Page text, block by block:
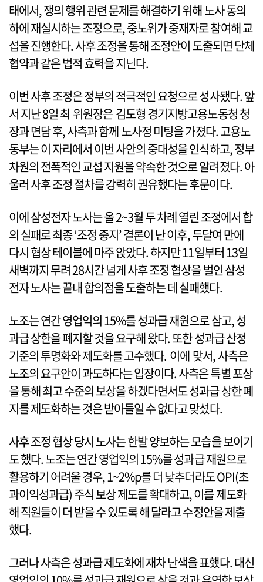
태에서, 쟁의 행위 관련 문제를 해결하기 위해 노사 동의
하에 재실시하는 조정으로, 중노위가 중재자로 참여해 교
섭을 진행한다. 사후 조정을 통해 조정안이 도출되면 단체
협약과 같은 법적 효력을 지닌다.
이번 사후 조정은 정부의 적극적인 요청으로 성사됐다. 앞
서 지난 8일 최 위원장은 김도형 경기지방고용노동청 청
장과 면담 후, 사측과 함께 노사정 미팅을 가졌다. 고용노
동부는 이 자리에서 이번 사안의 중대성을 인식하고, 정부
차원의 전폭적인 교섭 지원을 약속한 것으로 알려졌다. 아
울러 사후 조정 절차를 강력히 권유했다는 후문이다.
이에 삼성전자 노사는 올 2~3월 두 차례 열린 조정에서 합
의 실패로 최종 ‘조정 중지’ 결론이 난 이후, 두달여 만에
다시 협상 테이블에 마주 앉았다. 하지만 11일부터 13일
새벽까지 무려 28시간 넘게 사후 조정 협상을 벌인 삼성
전자 노사는 끝내 합의점을 도출하는 데 실패했다.
노조는 연간 영업익의 15%를 성과급 재원으로 삼고, 성
과급 상한을 폐지할 것을 요구해 왔다. 또한 성과급 산정
기준의 투명화와 제도화를 고수했다. 이에 맞서, 사측은
노조의 요구안이 과도하다는 입장이다. 사측은 특별 포상
을 통해 최고 수준의 보상을 하겠다면서도 성과급 상한 폐
지를 제도화하는 것은 받아들일 수 없다고 맞섰다.
사후 조정 협상 당시 노사는 한발 양보하는 모습을 보이기
도 했다. 노조는 연간 영업익의 15%를 성과급 재원으로
활용하기 어려울 경우, 1~2%p를 더 낮추더라도 OPI(초
과이익성과급) 주식 보상 제도를 확대하고, 이를 제도화
해 직원들이 더 받을 수 있도록 해 달라고 수정안을 제출
했다.
그러나 사측은 성과급 제도화에 재차 난색을 표했다. 대신